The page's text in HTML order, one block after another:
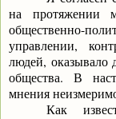
на протяжении
общественно-
управлении,
людей, оказывало
общества. В
мнения
Как